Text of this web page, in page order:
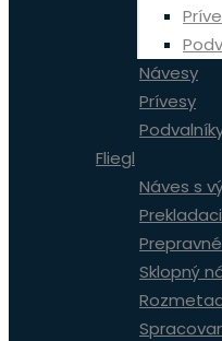
Návesy
Prívesy
Fliegl
Náves s
Sklopný